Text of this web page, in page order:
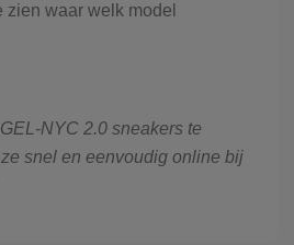
zien waar welk model
NYC 2.0 sneakers te
snel en eenvoudig online bij